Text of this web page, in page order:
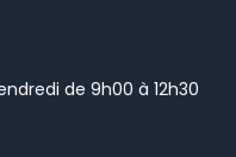
de 9h00 à 12h30